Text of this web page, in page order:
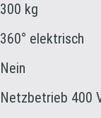
300 kg
360° elektrisch
Nein
Netzbetrieb 400